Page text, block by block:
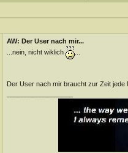
AW: Der User nach mir...
...nein, nicht wiklich
...
Der User nach mir braucht zur Zeit jede